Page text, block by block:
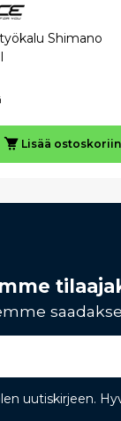
Shimano
Lisää ostoskoriin
uutiskirjeen.